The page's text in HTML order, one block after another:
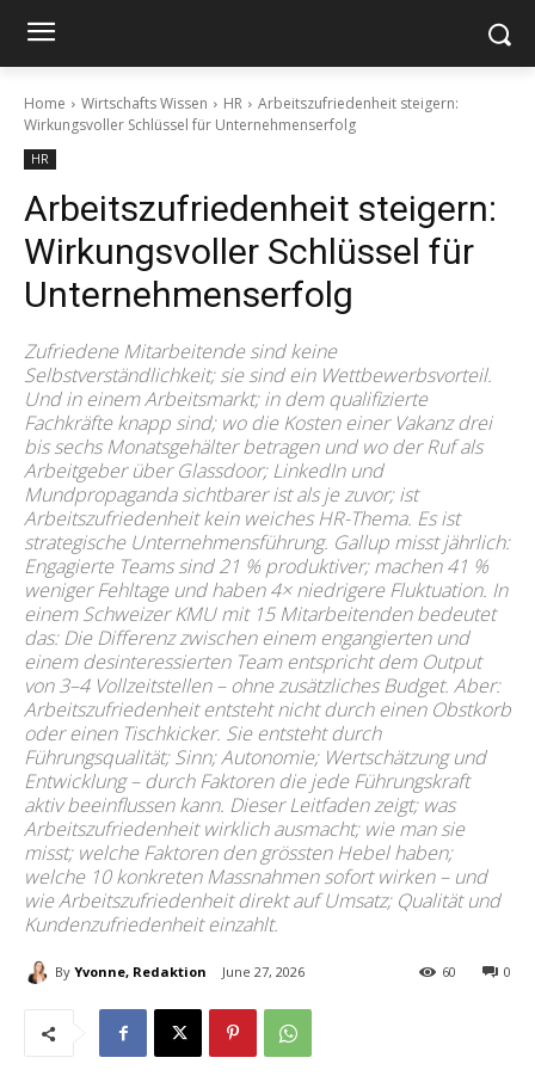
Home Wirtschafts Wissen HR
Arbeitszufriedenheit steigern:
Wirkungsvoller Schlüssel für Unternehmenserfolg
HR
Arbeitszufriedenheit steigern:
Wirkungsvoller Schlüssel für
Unternehmenserfolg
Zufriedene Mitarbeitende sind keine
Selbstverständlichkeit; sie sind ein Wettbewerbsvorteil.
Und in einem Arbeitsmarkt; in dem qualifizierte
Fachkräfte knapp sind; wo die Kosten einer Vakanz drei
bis sechs Monatsgehälter betragen und wo der Ruf als
Arbeitgeber über Glassdoor; LinkedIn und
Mundpropaganda sichtbarer ist als je zuvor; ist
Arbeitszufriedenheit kein weiches HR-Thema. Es ist
strategische Unternehmensführung. Gallup misst jährlich:
Engagierte Teams sind 21 % produktiver; machen 41 %
weniger Fehltage und haben 4× niedrigere Fluktuation. In
einem Schweizer KMU mit 15 Mitarbeitenden bedeutet
das: Die Differenz zwischen einem engangierten und
einem desinteressierten Team entspricht dem Output
von 3–4 Vollzeitstellen – ohne zusätzliches Budget. Aber:
Arbeitszufriedenheit entsteht nicht durch einen Obstkorb
oder einen Tischkicker. Sie entsteht durch
Führungsqualität; Sinn; Autonomie; Wertschätzung und
Entwicklung – durch Faktoren die jede Führungskraft
aktiv beeinflussen kann. Dieser Leitfaden zeigt; was
Arbeitszufriedenheit wirklich ausmacht; wie man sie
misst; welche Faktoren den grössten Hebel haben;
welche 10 konkreten Massnahmen sofort wirken – und
wie Arbeitszufriedenheit direkt auf Umsatz; Qualität und
Kundenzufriedenheit einzahlt.
By Yvonne, Redaktion June 27, 2026 0
60